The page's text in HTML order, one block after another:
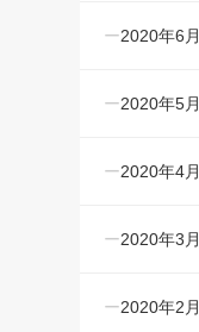
2020年6月
2020年5月
2020年4月
2020年3月
2020年2月